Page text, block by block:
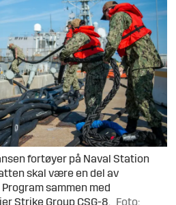
fortøyer på Naval Station
skal være en del av
sammen med